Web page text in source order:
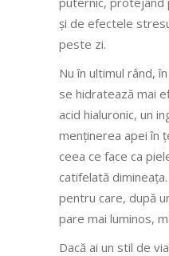
și de efectele
peste zi.
Nu în ultimul rând,
se hidratează mai
acid hialuronic, un
menținerea apei în
ceea ce face ca
catifelată
pentru care, după
pare mai luminos,
Dacă ai un stil de